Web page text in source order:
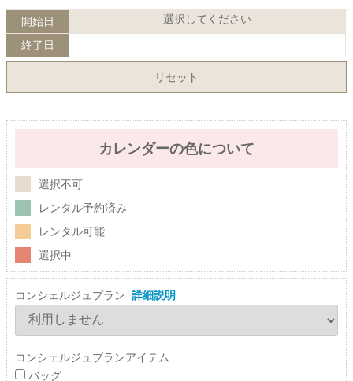
開始日 選択してください
終了日
リセット
カレンダーの色について
選択不可
レンタル予約済み
レンタル可能
選択中
コンシェルジュプラン 詳細説明
コンシェルジュプランアイテム
バッグ